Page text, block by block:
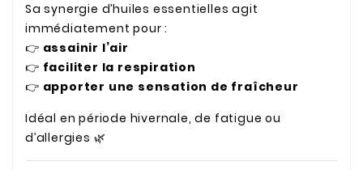
Sa synergie d’huiles essentielles agit
immédiatement pour :
👉 assainir l’air
👉 faciliter la respiration
👉 apporter une sensation de fraîcheur
Idéal en période hivernale, de fatigue ou
d’allergies 🌿